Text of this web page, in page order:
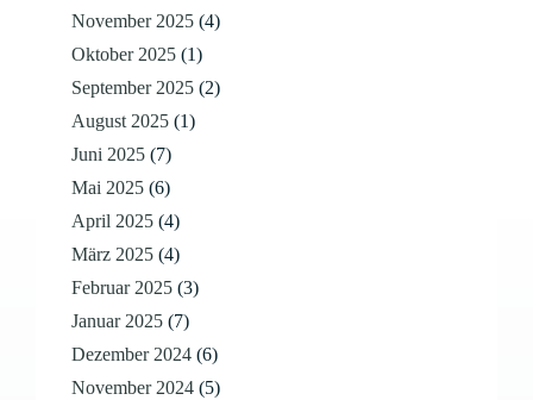
November 2025 (4)
Oktober 2025 (1)
September 2025 (2)
August 2025 (1)
Juni 2025 (7)
Mai 2025 (6)
April 2025 (4)
März 2025 (4)
Februar 2025 (3)
Januar 2025 (7)
Dezember 2024 (6)
November 2024 (5)